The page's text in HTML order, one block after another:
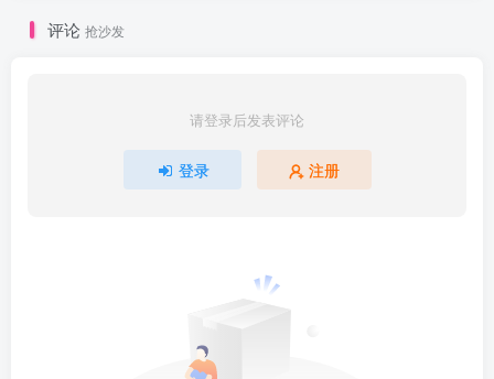
评论 抢沙发
请登录后发表评论
登录 注册